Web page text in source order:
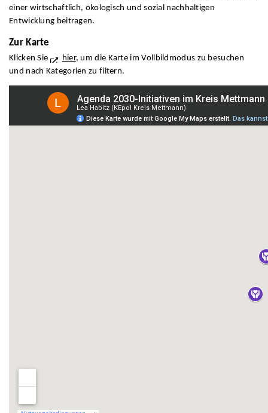
einer wirtschaftlich, ökologisch und sozial nachhaltigen
Entwicklung beitragen.
Zur Karte
Klicken Sie hier, um die Karte im Vollbildmodus zu besuchen
und nach Kategorien zu filtern.